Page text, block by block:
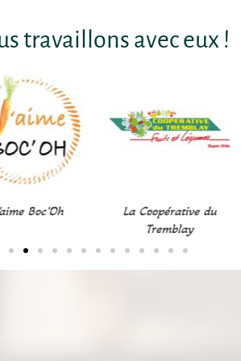
travaillons avec eux !
Coopérative du
Le Cellier Des Chênes